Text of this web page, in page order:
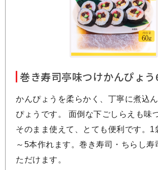
巻き寿司亭味つけかんぴょう
かんぴょうを柔らかく、丁寧に煮込
ぴょうです。 面倒な下ごしらえも味
そのまま使えて、とても便利です。1
～5本作れます。巻き寿司・ちらし寿
ただけます。